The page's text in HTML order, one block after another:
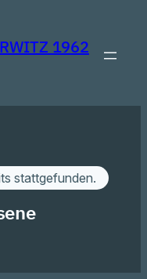
1962
stattgefunden.